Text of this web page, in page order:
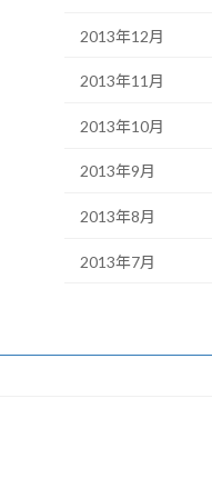
2013年12月
2013年11月
2013年10月
2013年9月
2013年8月
2013年7月